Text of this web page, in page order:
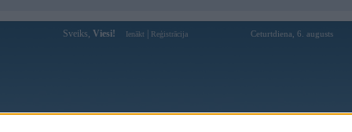
Sveiks, Viesi! Ienākt Reģistrācija Ceturtdiena, 6. augusts